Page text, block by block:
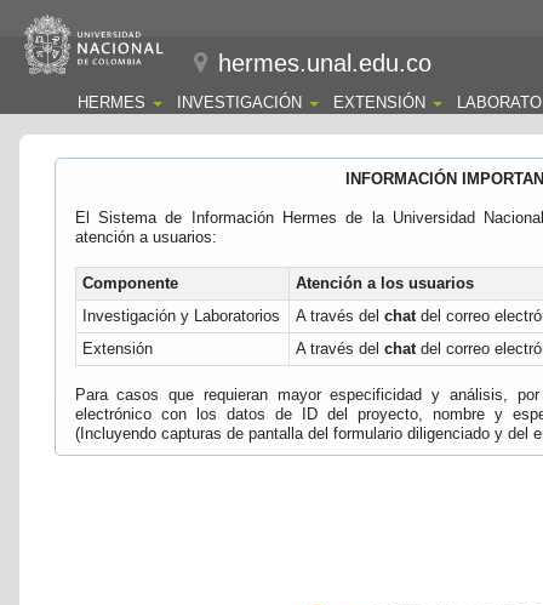
hermes.unal.edu.co
HERMES INVESTIGACIÓN EXTENSIÓN
INFORMACIÓN
El Sistema de Información Hermes de la Universidad
atención a usuarios:
Componente
Atención a los usuarios
Investigación y Laboratorios
A través del chatdel correo
Extensión
A través del chatdel correo
Para casos que requieran mayor especificidad y análisis,
electrónico con los datos de ID del proyecto, nombre y
(Incluyendo capturas de pantalla del formulario diligenciado y del